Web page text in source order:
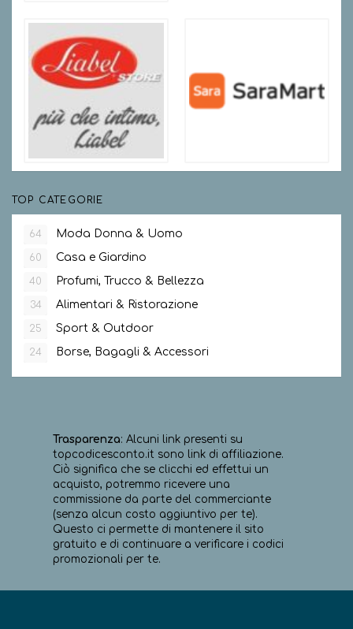
TOP CATEGORIE
64 Moda Donna & Uomo
60 Casa e Giardino
40 Profumi, Trucco & Bellezza
34 Alimentari & Ristorazione
25 Sport & Outdoor
24 Borse, Bagagli & Accessori
Trasparenza: Alcuni link presenti su
topcodicesconto.it sono link di affiliazione.
Ciò significa che se clicchi ed effettui un
acquisto, potremmo ricevere una
commissione da parte del commerciante
(senza alcun costo aggiuntivo per te).
Questo ci permette di mantenere il sito
gratuito e di continuare a verificare i codici
promozionali per te.